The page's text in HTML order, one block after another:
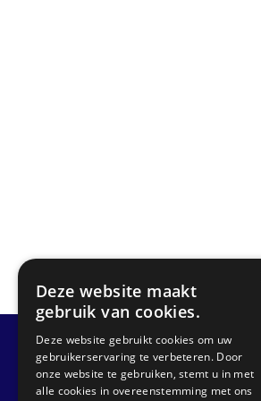
Info
Deze website maakt
gebruik van cookies.
Deze website gebruikt cookies om uw
gebruikerservaring te verbeteren. Door
onze website te gebruiken, stemt u in met
alle cookies in overeenstemming met ons